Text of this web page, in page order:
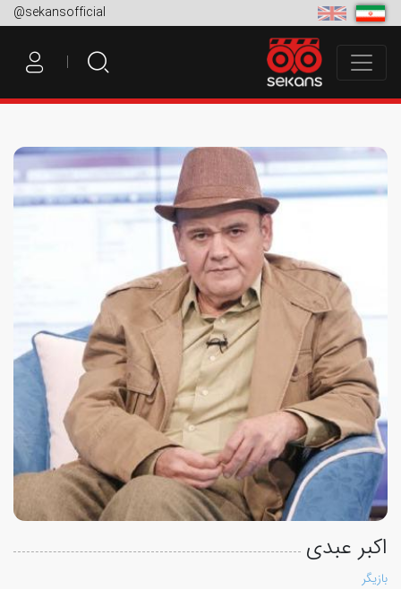
@sekansofficial
اکبر عبدی
بازیگر